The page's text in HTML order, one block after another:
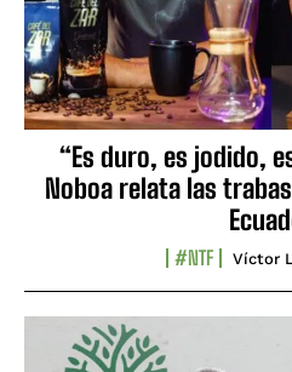
“Es duro, es jodido,
Noboa relata las
#NTF Víctor